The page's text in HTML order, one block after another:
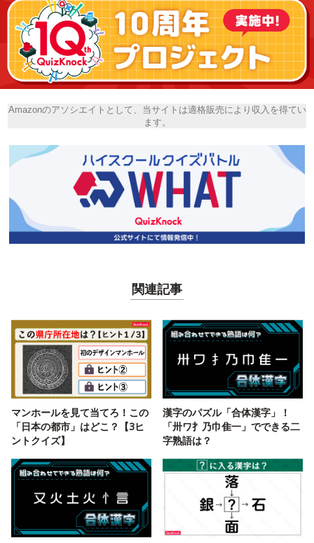
Amazonのアソシエイトとして、当サイトは適格販売により収入を得てい
ます。
関連記事
マンホールを見て当てろ！この
「日本の都市」はどこ？【3ヒ
ントクイズ】
漢字のパズル「合体漢字」！
「卅ワ扌乃巾隹一」でできる二
字熟語は？